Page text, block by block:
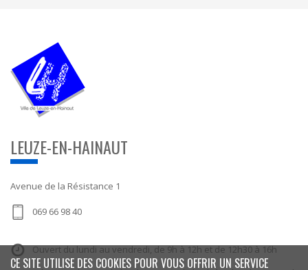
LEUZE-EN-HAINAUT
Avenue de la Résistance 1
069 66 98 40
Ouvert du lundi au vendredi, de 9h à 12h et de 12h30 à 16h
CE SITE UTILISE DES COOKIES POUR VOUS OFFRIR UN SERVICE